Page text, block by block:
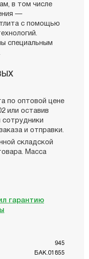
в том числе
—
с помощью
специальным
по оптовой цене
или оставив
сотрудники
и отправки.
складской
Масса
гарантию
945
БАК.01855